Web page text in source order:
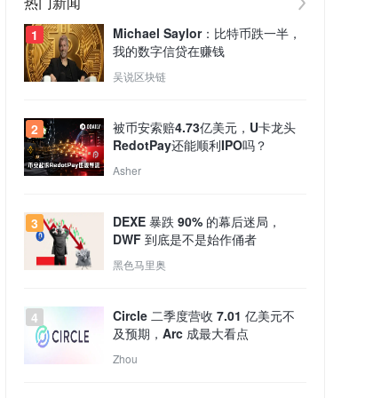
1
Michael Saylor：比特币跌一半，
我的数字信贷在赚钱
吴说区块链
2
被币安索赔4.73亿美元，U卡龙头
RedotPay还能顺利IPO吗？
Asher
3
DEXE 暴跌 90% 的幕后迷局，
DWF 到底是不是始作俑者
黑色马里奥
4
Circle 二季度营收 7.01 亿美元不
及预期，Arc 成最大看点
Zhou